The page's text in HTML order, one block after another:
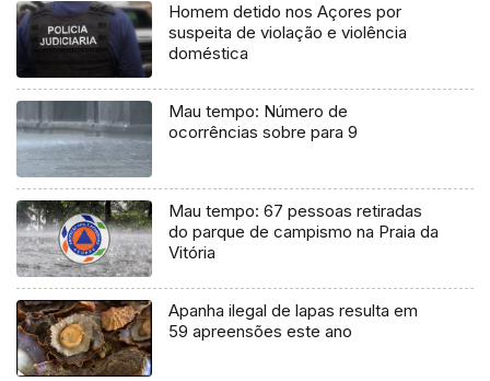
Homem detido nos Açores por
suspeita de violação e violência
doméstica
Mau tempo: Número de
ocorrências sobre para 9
Mau tempo: 67 pessoas retiradas
do parque de campismo na Praia da
Vitória
Apanha ilegal de lapas resulta em
59 apreensões este ano